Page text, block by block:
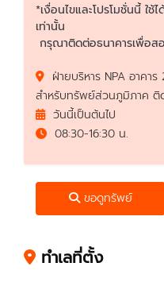
*เงื่อนไขและโปรโมชั่นนี้ ใช้
เท่านั้น
กรุณาติดต่อธนาคารเพื่อส
ฝ่ายบริหาร NPA อาคา
สำหรับทรัพย์ส่วนภูมิภาค
วันนี้เป็นต้นไป
08:30-16:30 น.
ขอดูทรัพย์
ทำเลที่ตั้ง